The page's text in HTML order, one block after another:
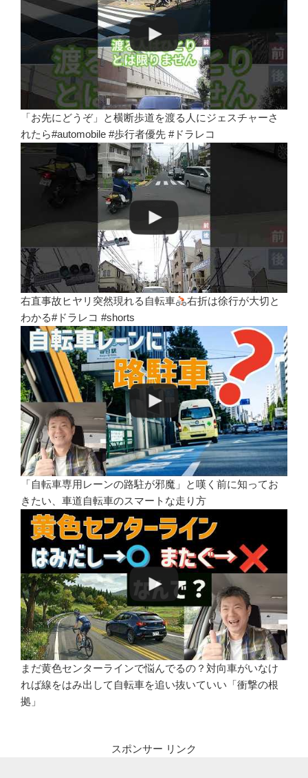
「お先にどうぞ」と横断歩道を渡る人にジェスチャーさ
れたら#automobile #歩行者優先 #ドラレコ
右直事故ヒヤリ突然現れる自転車
右折は徐行が大切と
わかる#ドラレコ #shorts
「自転車専用レーンの路駐が邪魔」と嘆く前に知ってお
きたい、車道自転車のスマートな走り方
まだ黄色センターラインで悩んでるの？対向車がいなけ
れば線をはみ出して自転車を追い抜いていい「衝撃の根
拠」
スポンサー リンク